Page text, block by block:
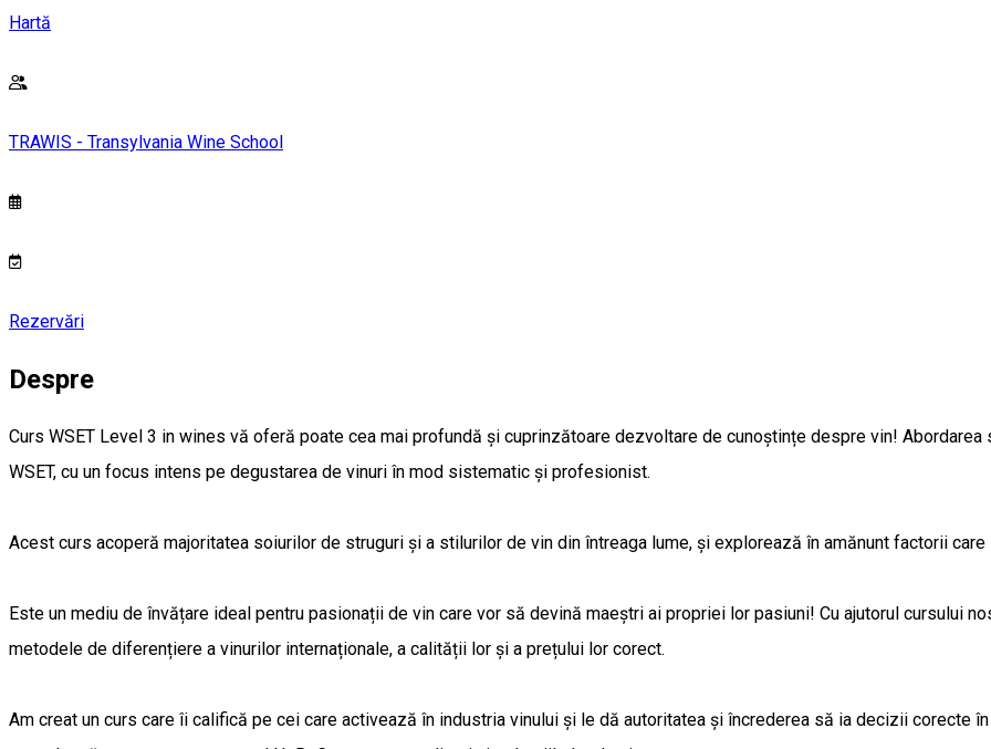
Hartă
TRAWIS - Transylvania Wine School
Rezervări
Despre
Curs WSET Level 3 in wines vă oferă poate cea mai profundă și cuprinzătoare dezvoltare de cunoștințe despre vin!
WSET, cu un focus intens pe degustarea de vinuri în mod sistematic și profesionist.
Acest curs acoperă majoritatea soiurilor de struguri și a stilurilor de vin din întreaga lume, și explorează în amănunt factorii
Este un mediu de învățare ideal pentru pasionații de vin care vor să devină maeștri ai propriei lor pasiuni! Cu ajutorul cursului
metodele de diferențiere a vinurilor internaționale, a calității lor și a prețului lor corect.
Am creat un curs care îi califică pe cei care activează în industria vinului și le dă autoritatea și încrederea să ia decizii corecte